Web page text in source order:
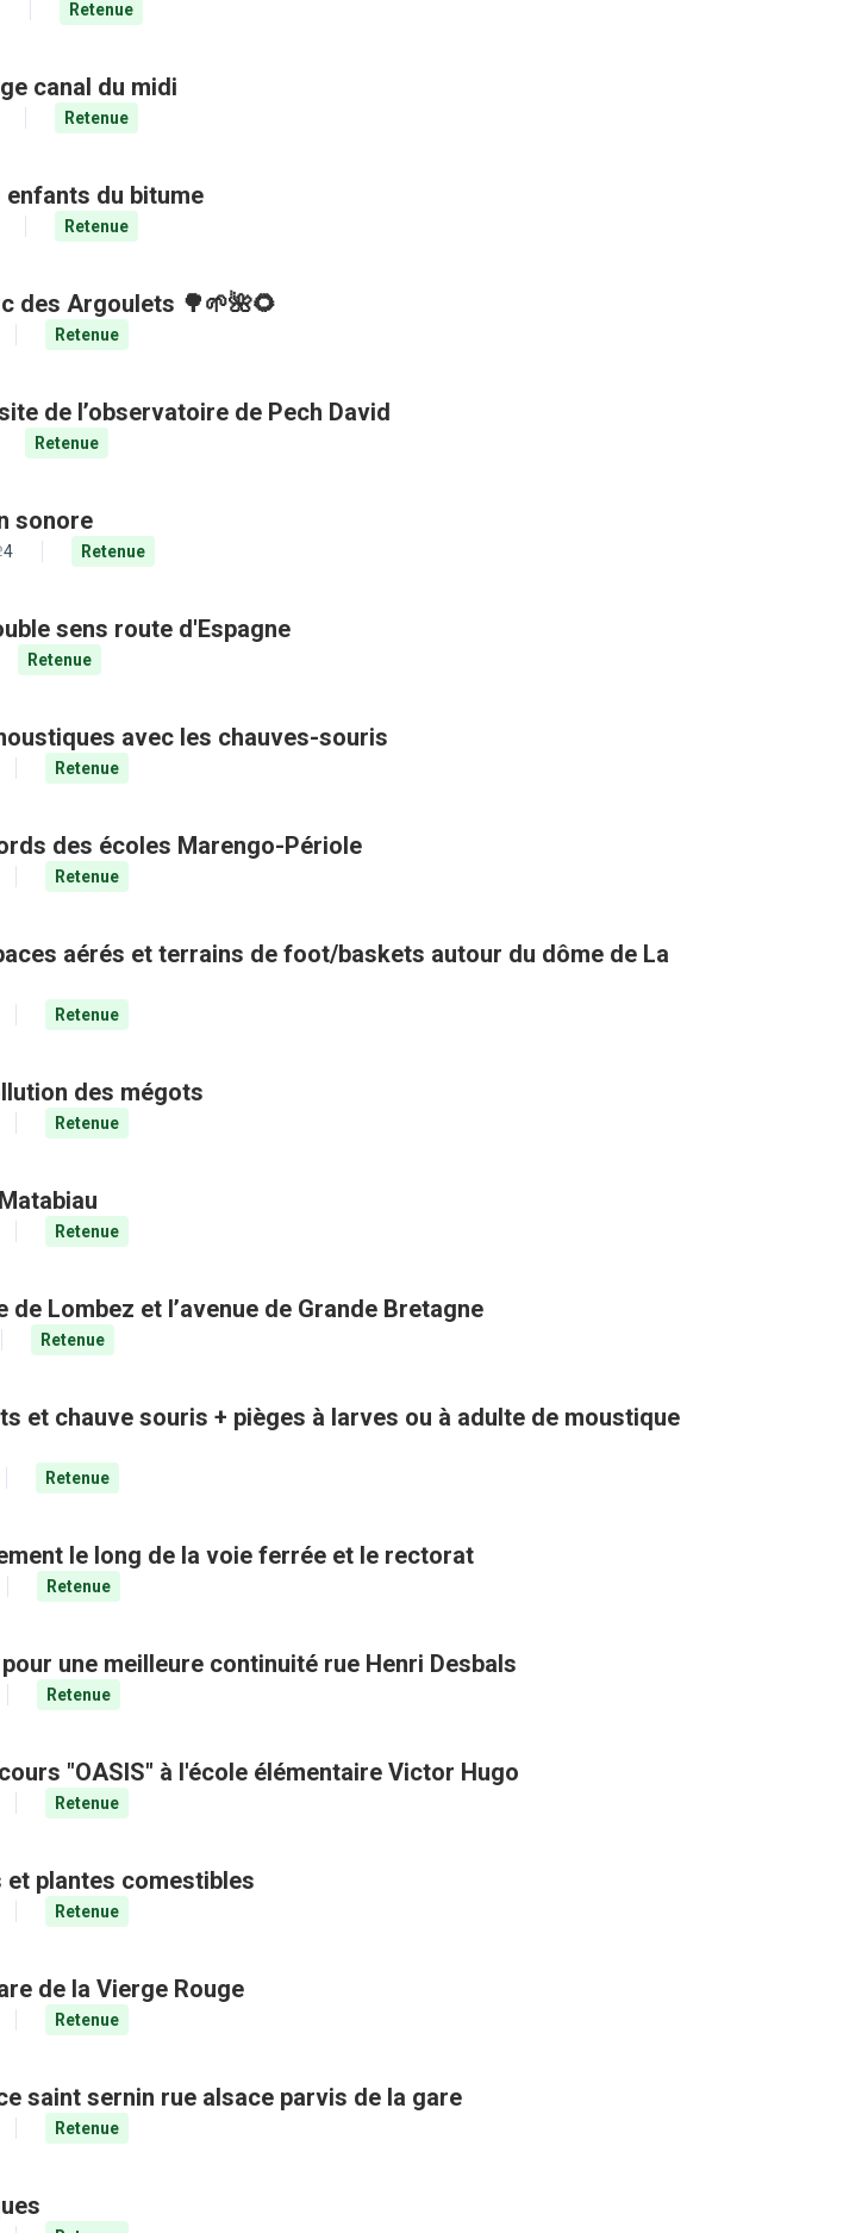
Retenue
canal du midi
Retenue
du bitume
Retenue
des Argoulets 🌳🌱🌺🌻
Retenue
de l’observatoire de Pech David
Retenue
sonore
4 Retenue
sens route d'Espagne
Retenue
avec les chauves-souris
Retenue
des écoles Marengo-Périole
Retenue
aérés et terrains de foot/baskets autour du dôme de La
Retenue
des mégots
Retenue
Retenue
de Lombez et l’avenue de Grande Bretagne
Retenue
et chauve souris + pièges à larves ou à adulte de moustique
Retenue
le long de la voie ferrée et le rectorat
Retenue
une meilleure continuité rue Henri Desbals
Retenue
"OASIS" à l'école élémentaire Victor Hugo
Retenue
plantes comestibles
Retenue
de la Vierge Rouge
Retenue
saint sernin rue alsace parvis de la gare
Retenue